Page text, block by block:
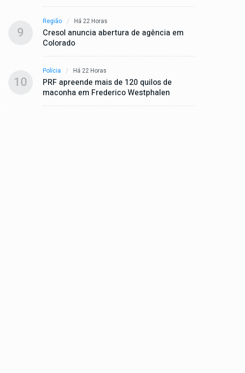
9
Região Há 22 Horas
Cresol anuncia abertura de agência em
Colorado
10
Polícia Há 22 Horas
PRF apreende mais de 120 quilos de
maconha em Frederico Westphalen